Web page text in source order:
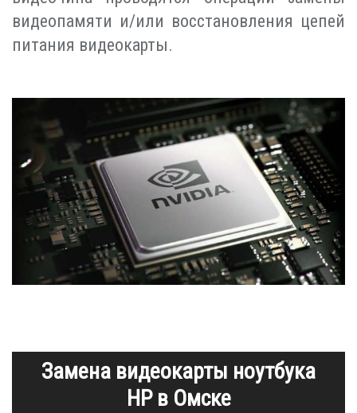
видеопамяти и/или восстановления цепей
питания видеокарты.
Замена видеокарты ноутбука
HP в Омске